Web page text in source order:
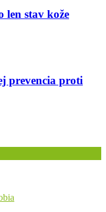
len stav kože
prevencia proti